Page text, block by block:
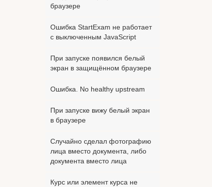
браузере
Ошибка StartExam не работает
с выключенным JavaScript
При запуске появился белый
экран в защищённом браузере
Ошибка. No healthy upstream
При запуске вижу белый экран
в браузере
Случайно сделал фотографию
лица вместо документа, либо
документа вместо лица
Курс или элемент курса не